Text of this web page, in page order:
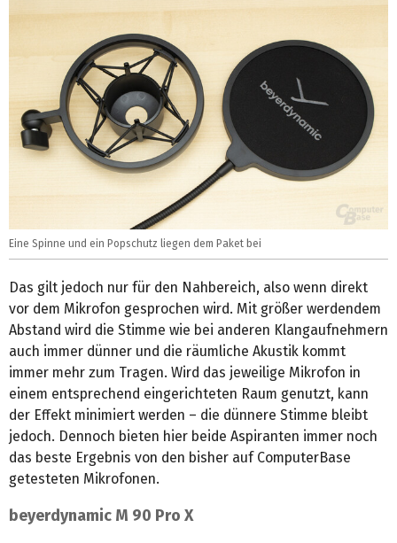
Eine Spinne und ein Popschutz liegen dem Paket bei
Das gilt jedoch nur für den Nahbereich, also wenn direkt
vor dem Mikrofon gesprochen wird. Mit größer werdendem
Abstand wird die Stimme wie bei anderen Klangaufnehmern
auch immer dünner und die räumliche Akustik kommt
immer mehr zum Tragen. Wird das jeweilige Mikrofon in
einem entsprechend eingerichteten Raum genutzt, kann
der Effekt minimiert werden – die dünnere Stimme bleibt
jedoch. Dennoch bieten hier beide Aspiranten immer noch
das beste Ergebnis von den bisher auf ComputerBase
getesteten Mikrofonen.
beyerdynamic M 90 Pro X